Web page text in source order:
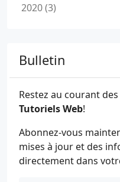
2020 (3)
Bulletin
Restez au courant
Tutoriels Web!
Abonnez-vous
mises à jour et des
directement dans